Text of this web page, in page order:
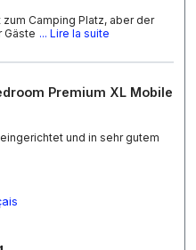
Camping Platz, aber der
Gäste ... Lire la suite
Premium XL Mobile
und in sehr gutem